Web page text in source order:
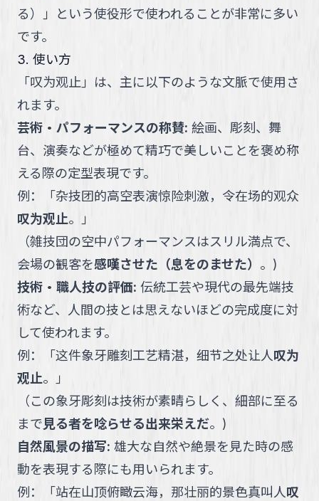
る）」という使役形で使われることが非常に多い
です。
3. 使い方
「叹为观止 」 は、主に以下のような文脈で使用さ
れます。
芸術・パフォーマンスの称賛: 絵画、彫刻、舞
台、演奏などが極めて精巧で美しいことを褒め称
える際の定型表現です。
例：
「杂技团的高空表演惊险刺激，令在场的观众
叹为观止。
」
（雑技団の空中パフォーマンスはスリル満点で、
会場の観客を感嘆させた（息をのませた） 。 )
技術・職人技の評価: 伝統工芸や現代の最先端技
術など、人間の技とは思えないほどの完成度に対
して使われます。
例：
「这件象牙雕刻工艺精湛，细节之处让人叹为
观止。
」
（この象牙彫刻は技術が素晴らしく、細部に至る
まで見る者を唸らせる出来栄えだ。 )
自然風景の描写: 雄大な自然や絶景を見た時の感
動を表現する際にも用いられます。
例：
「站在山顶俯瞰云海，那壮丽的景色真叫人叹